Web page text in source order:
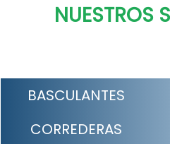
NUESTROS
BASCULANTES
CORREDERAS